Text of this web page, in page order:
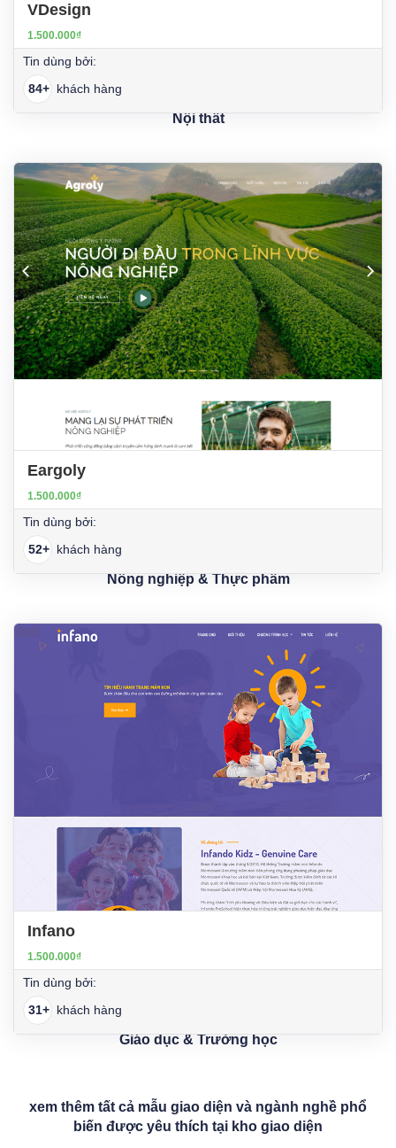
VDesign
1.500.000₫
Tin dùng bởi:
84+ khách hàng
Nội thất
Eargoly
1.500.000₫
Tin dùng bởi:
52+ khách hàng
Nông nghiệp & Thực phẩm
Infano
1.500.000₫
Tin dùng bởi:
31+ khách hàng
Giáo dục & Trường học
xem thêm tất cả mẫu giao diện và ngành nghề phổ
biến được yêu thích tại kho giao diện